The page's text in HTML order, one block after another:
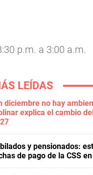
p.m. a 3:00 a.m.
LEÍDAS
diciembre no hay
explica el cambio
y pensionados:
de pago de la CSS